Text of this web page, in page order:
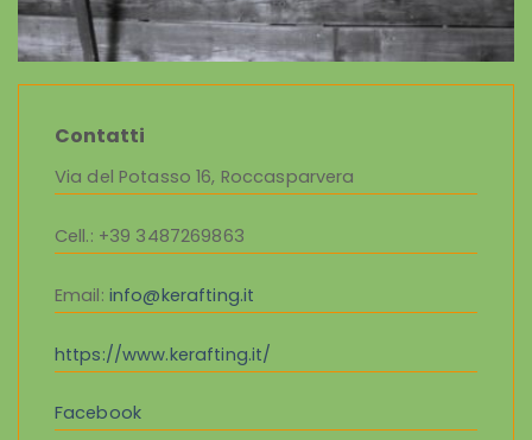
Contatti
Via del Potasso 16, Roccasparvera
Cell.: +39 3487269863
Email: info@kerafting.it
https://www.kerafting.it/
Facebook